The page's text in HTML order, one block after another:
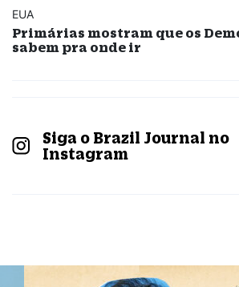
EUA
Primárias mostram que os
sabem pra onde ir
Siga o Brazil Journal no
Instagram